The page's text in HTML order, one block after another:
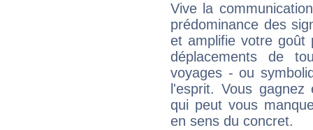
Vive la
prédominance des
et amplifie votre goût
déplacements de
voyages - ou
l'esprit. Vous
qui peut vous
en sens du concret.